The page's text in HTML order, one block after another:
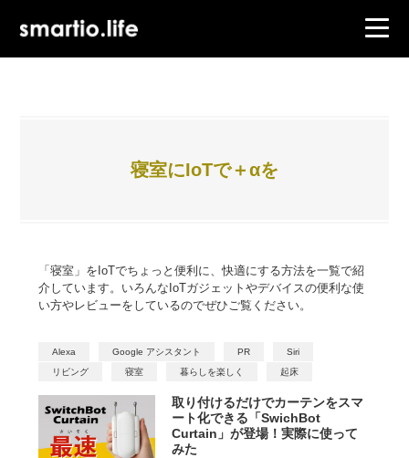
寝室にIoTで＋αを
「寝室」をIoTでちょっと便利に、快適にする方法を一覧で紹
介しています。いろんなIoTガジェットやデバイスの便利な使
い方やレビューをしているのでぜひご覧ください。
Alexa Google アシスタント PR
Siri
リビング
寝室 暮らしを楽しく 起床
取り付けるだけでカーテンをスマ
ート化できる「SwichBot
Curtain」が登場！実際に使って
みた